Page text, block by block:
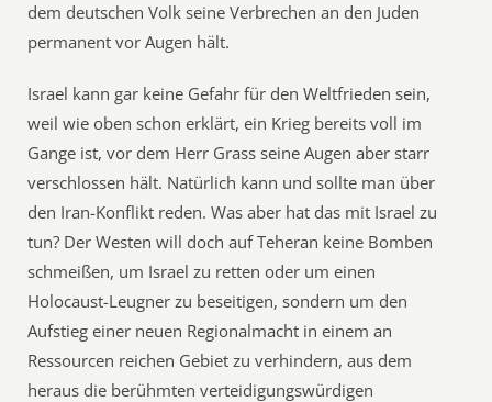
dem deutschen Volk seine Verbrechen an den Juden
permanent vor Augen hält.
Israel kann gar keine Gefahr für den Weltfrieden sein,
weil wie oben schon erklärt, ein Krieg bereits voll im
Gange ist, vor dem Herr Grass seine Augen aber starr
verschlossen hält. Natürlich kann und sollte man über
den Iran-Konflikt reden. Was aber hat das mit Israel zu
tun? Der Westen will doch auf Teheran keine Bomben
schmeißen, um Israel zu retten oder um einen
Holocaust-Leugner zu beseitigen, sondern um den
Aufstieg einer neuen Regionalmacht in einem an
Ressourcen reichen Gebiet zu verhindern, aus dem
heraus die berühmten verteidigungswürdigen